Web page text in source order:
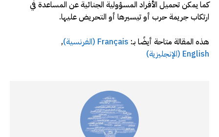
كما يمكن تحميل الأفراد المسؤولية الجنائية عن المساعدة في
ارتكاب جريمة حرب أو تيسيرها أو التحريض عليها.
هذه المقالة متاحة أيضًا بـ: Français
(الفرنسية)
English
(الإنجليزية)